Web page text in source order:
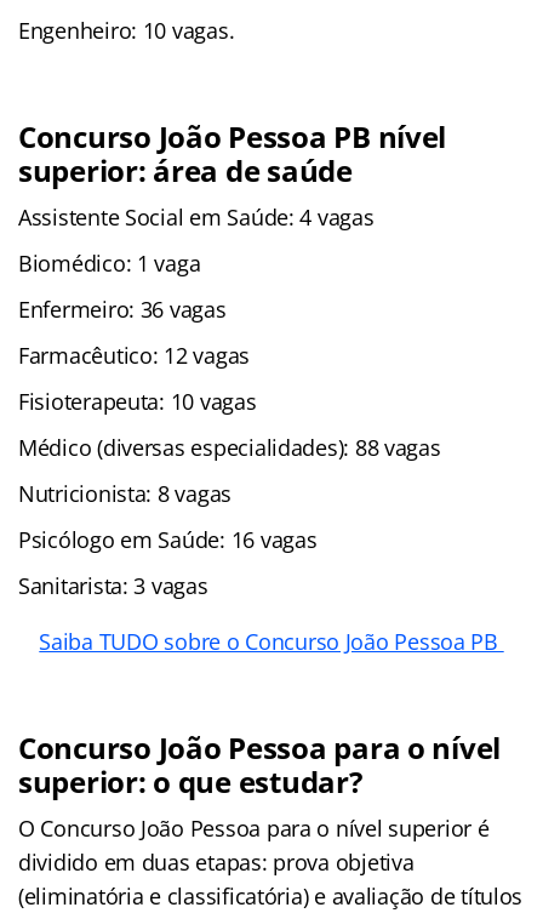
Engenheiro: 10 vagas.
Concurso João Pessoa PB nível
superior: área de saúde
Assistente Social em Saúde: 4 vagas
Biomédico: 1 vaga
Enfermeiro: 36 vagas
Farmacêutico: 12 vagas
Fisioterapeuta: 10 vagas
Médico (diversas especialidades): 88 vagas
Nutricionista: 8 vagas
Psicólogo em Saúde: 16 vagas
Sanitarista: 3 vagas
Saiba TUDO sobre o Concurso João Pessoa PB
Concurso João Pessoa para o nível
superior: o que estudar?
O Concurso João Pessoa para o nível superior é
dividido em duas etapas: prova objetiva
(eliminatória e classificatória) e avaliação de títulos